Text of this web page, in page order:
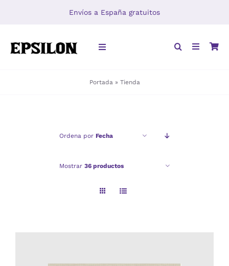
Envíos a España gratuitos
Toggle
Portada » Tienda
Ordena por Fecha
Mostrar 36 productos